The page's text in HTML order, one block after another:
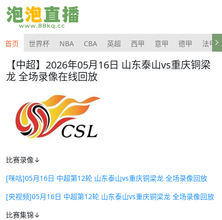
首页 世界杯 NBA CBA 英超 西甲 意甲 德甲 法甲
【中超】2026年05月16日 山东泰山vs重庆铜梁
龙 全场录像在线回放
比赛录像↓
[咪咕]05月16日 中超第12轮 山东泰山vs重庆铜梁龙 全场录像回放
[央视频]05月16日 中超第12轮 山东泰山vs重庆铜梁龙 全场录像回放
比赛集锦↓